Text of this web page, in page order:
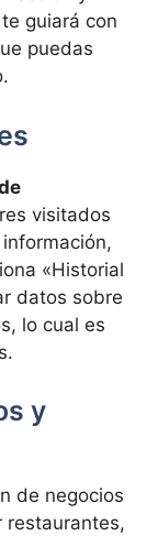
guiará con
puedas
visitados
«Historial
datos sobre
lo cual es
y
de negocios
restaurantes,